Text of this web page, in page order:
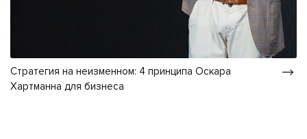
Стратегия на неизменном: 4 принципа Оскара
Хартманна для бизнеса